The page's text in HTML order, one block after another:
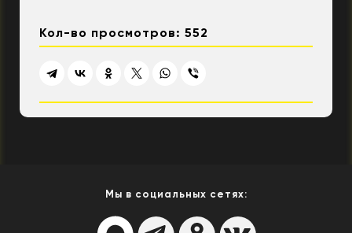
Кол-во просмотров: 552
Мы в социальных сетях: